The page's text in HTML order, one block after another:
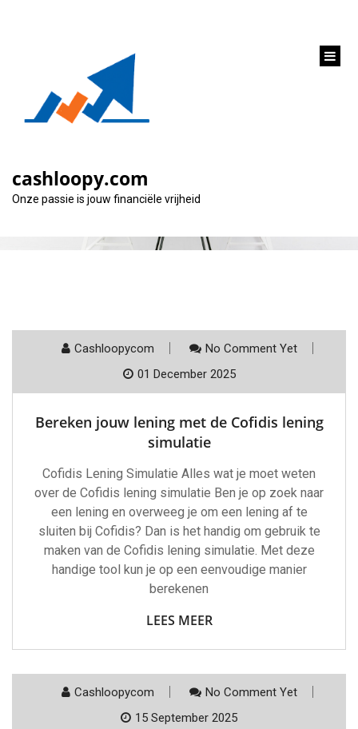
cashloopy.com
Onze passie is jouw financiële vrijheid
Categorie:
Cashloopycom
No Comment Yet
01 December 2025
Bereken jouw lening met de Cofidis lening
simulatie
Cofidis Lening Simulatie Alles wat je moet weten
over de Cofidis lening simulatie Ben je op zoek naar
een lening en overweeg je om een lening af te
sluiten bij Cofidis? Dan is het handig om gebruik te
maken van de Cofidis lening simulatie. Met deze
handige tool kun je op een eenvoudige manier
berekenen
LEES MEER
Cashloopycom
No Comment Yet
15 September 2025